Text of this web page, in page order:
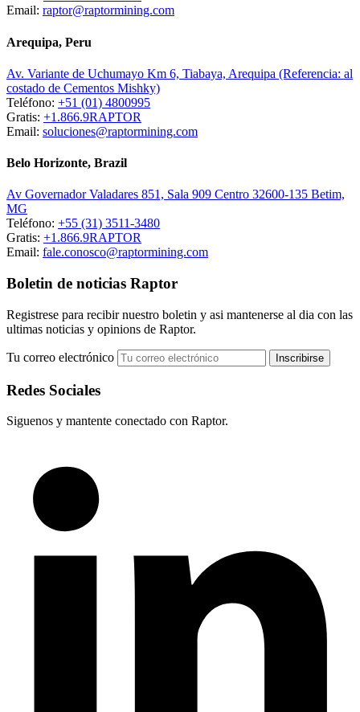
Email: raptor@raptormining.com
Arequipa, Peru
Av. Variante de Uchumayo Km 6, Tiabaya, Arequipa (Referencia: al
costado de Cementos Mishky)
Teléfono: +51 (01) 4800995
Gratis: +1.866.9RAPTOR
Email: soluciones@raptormining.com
Belo Horizonte, Brazil
Av Governador Valadares 851, Sala 909 Centro 32600-135 Betim,
MG
Teléfono: +55 (31) 3511-3480
Gratis: +1.866.9RAPTOR
Email: fale.conosco@raptormining.com
Boletin de noticias Raptor
Registrese para recibir nuestro boletin y asi mantenerse al dia con las
ultimas noticias y opinions de Raptor.
Tu correo electrónico
Redes Sociales
Siguenos y mantente conectado con Raptor.